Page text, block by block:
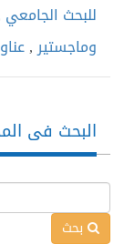
للبحث الجامعي
وماجستير,
البحث فى
بحث